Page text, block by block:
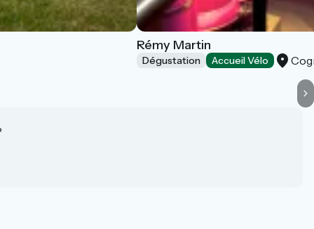
Rémy Martin
Dégustation Accueil Vélo